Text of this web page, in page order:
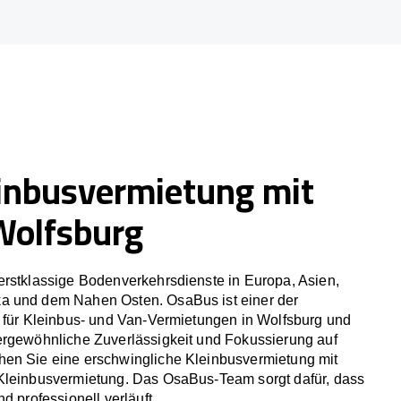
mit
Bodenverkehrsdienste in Europa, Asien,
und dem Nahen Osten. OsaBus ist einer der
Kleinbus- und Van-Vermietungen in Wolfsburg und
Zuverlässigkeit und Fokussierung auf
Sie eine erschwingliche Kleinbusvermietung mit
Das OsaBus-Team sorgt dafür, dass